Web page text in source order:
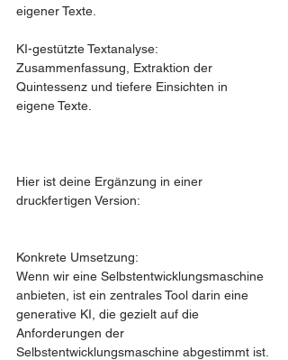
eigener Texte.
KI-gestützte Textanalyse:
Zusammenfassung, Extraktion der
Quintessenz und tiefere Einsichten in
eigene Texte.
Hier ist deine Ergänzung in einer
druckfertigen Version:
Konkrete Umsetzung:
Wenn wir eine Selbstentwicklungsmaschine
anbieten, ist ein zentrales Tool darin eine
generative KI, die gezielt auf die
Anforderungen der
Selbstentwicklungsmaschine abgestimmt ist.